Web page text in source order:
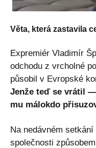
Věta, která zastavila
Expremiér Vladimír
odchodu z vrcholné
působil v Evropské
Jenže teď se vrátil
mu málokdo
Na nedávném
společnosti